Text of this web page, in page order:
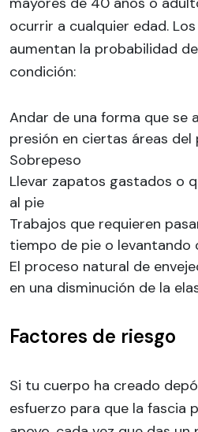
ocurrir a cualquier edad.
aumentan la probabilidad
condición:
Andar de una forma que se
presión en ciertas áreas del
Sobrepeso
Llevar zapatos gastados o
al pie
Trabajos que requieren
tiempo de pie o levantando
El proceso natural de
en una disminución de la
Factores de riesgo
Si tu cuerpo ha creado
esfuerzo para que la fascia